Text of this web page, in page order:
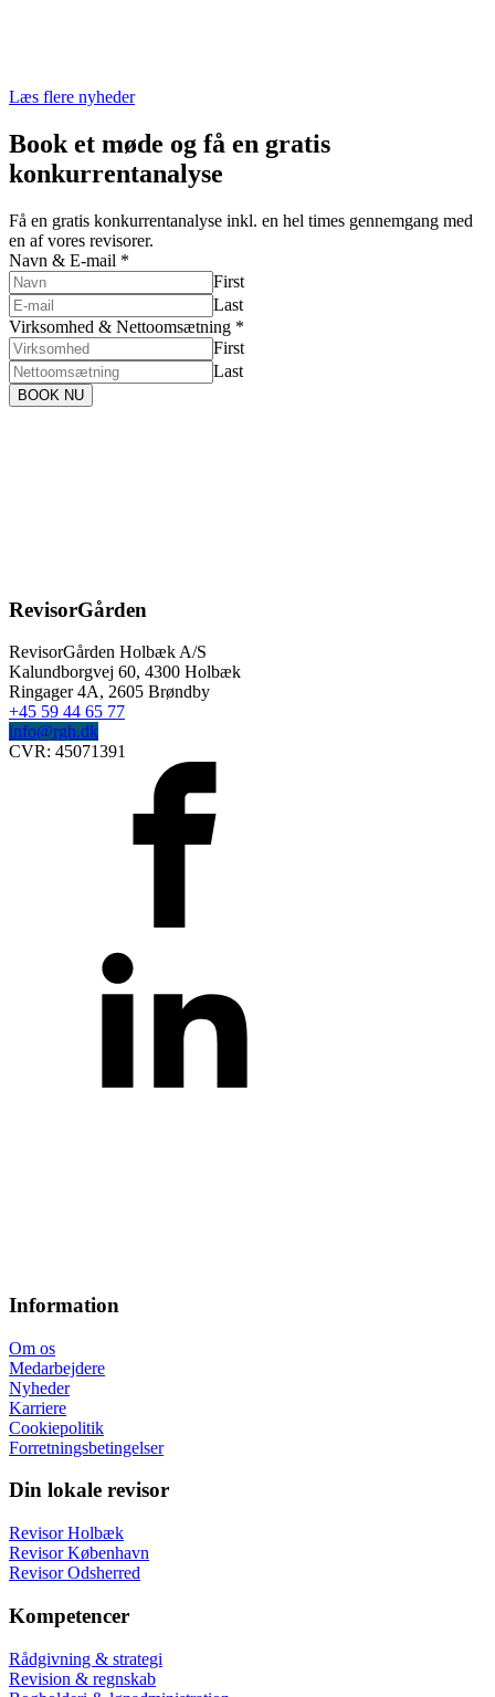
Læs flere nyheder
Book et møde og få en gratis
konkurrentanalyse
Få en gratis konkurrentanalyse inkl. en hel times gennemgang med
en af vores revisorer.
Navn & E-mail *
First
Last
Virksomhed & Nettoomsætning *
First
Last
BOOK NU
RevisorGården
RevisorGården Holbæk A/S
Kalundborgvej 60, 4300 Holbæk
Ringager 4A, 2605 Brøndby
+45 59 44 65 77
info@rgh.dk
CVR: 45071391
Information
Om os
Medarbejdere
Nyheder
Karriere
Cookiepolitik
Forretningsbetingelser
Din lokale revisor
Revisor Holbæk
Revisor København
Revisor Odsherred
Kompetencer
Rådgivning & strategi
Revision & regnskab